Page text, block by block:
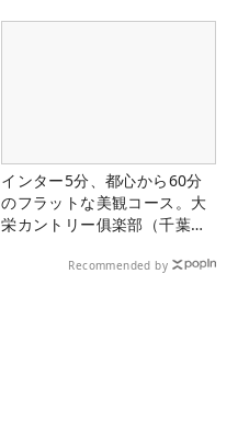
インター5分、都心から60分
のフラットな美観コース。大
栄カントリー俱楽部（千葉
Recommended by